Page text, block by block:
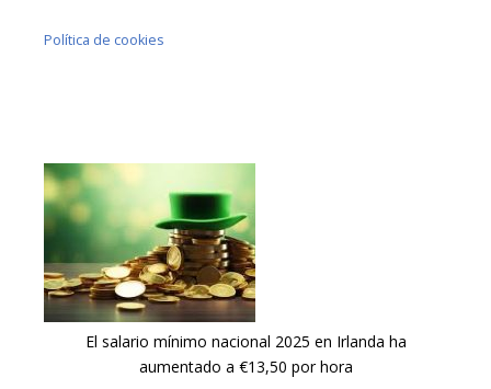
Política de cookies
El salario mínimo nacional 2025 en Irlanda ha
aumentado a €13,50 por hora